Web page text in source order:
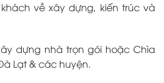
về xây dựng, kiến trúc và
dựng nhà trọn gói hoặc Chìa
Lạt & các huyện.